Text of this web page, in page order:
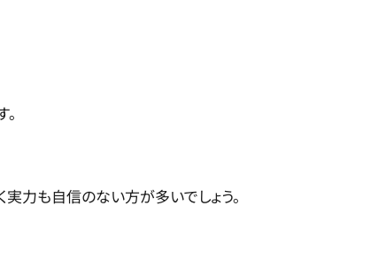
力も自信のない方が多いでしょう。